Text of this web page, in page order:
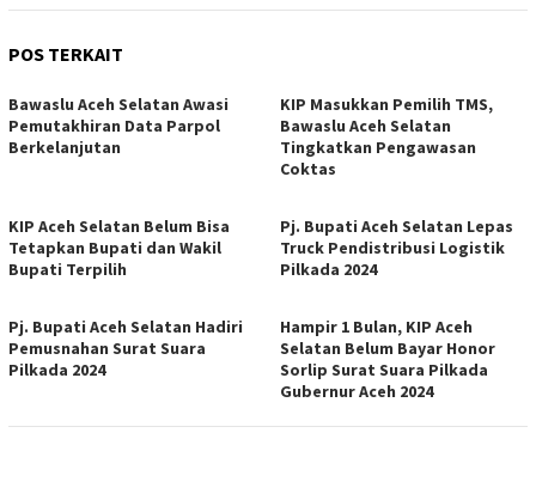
POS TERKAIT
Bawaslu Aceh Selatan Awasi
Pemutakhiran Data Parpol
Berkelanjutan
KIP Masukkan Pemilih TMS,
Bawaslu Aceh Selatan
Tingkatkan Pengawasan
Coktas
KIP Aceh Selatan Belum Bisa
Tetapkan Bupati dan Wakil
Bupati Terpilih
Pj. Bupati Aceh Selatan Lepas
Truck Pendistribusi Logistik
Pilkada 2024
Pj. Bupati Aceh Selatan Hadiri
Pemusnahan Surat Suara
Pilkada 2024
Hampir 1 Bulan, KIP Aceh
Selatan Belum Bayar Honor
Sorlip Surat Suara Pilkada
Gubernur Aceh 2024